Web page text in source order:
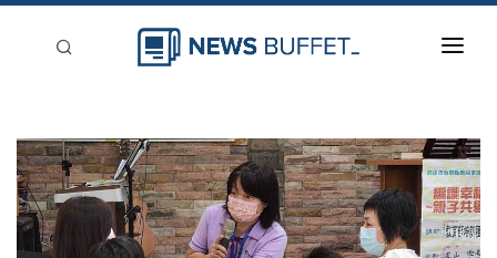
新聞稿分類
登入